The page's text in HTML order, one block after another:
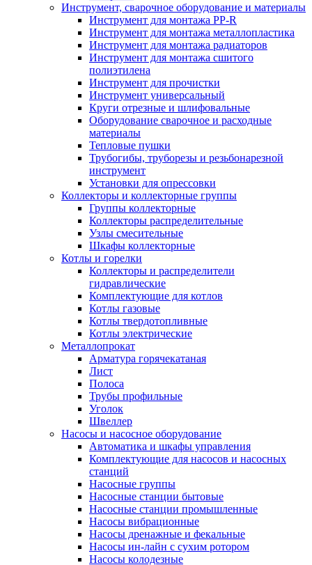
Инструмент, сварочное оборудование и материалы
Инструмент для монтажа PP-R
Инструмент для монтажа металлопластика
Инструмент для монтажа радиаторов
Инструмент для монтажа сшитого
полиэтилена
Инструмент для прочистки
Инструмент универсальный
Круги отрезные и шлифовальные
Оборудование сварочное и расходные
материалы
Тепловые пушки
Трубогибы, труборезы и резьбонарезной
инструмент
Установки для опрессовки
Коллекторы и коллекторные группы
Группы коллекторные
Коллекторы распределительные
Узлы смесительные
Шкафы коллекторные
Котлы и горелки
Коллекторы и распределители
гидравлические
Комплектующие для котлов
Котлы газовые
Котлы твердотопливные
Котлы электрические
Металлопрокат
Арматура горячекатаная
Лист
Полоса
Трубы профильные
Уголок
Швеллер
Насосы и насосное оборудование
Автоматика и шкафы управления
Комплектующие для насосов и насосных
станций
Насосные группы
Насосные станции бытовые
Насосные станции промышленные
Насосы вибрационные
Насосы дренажные и фекальные
Насосы ин-лайн с сухим ротором
Насосы колодезные